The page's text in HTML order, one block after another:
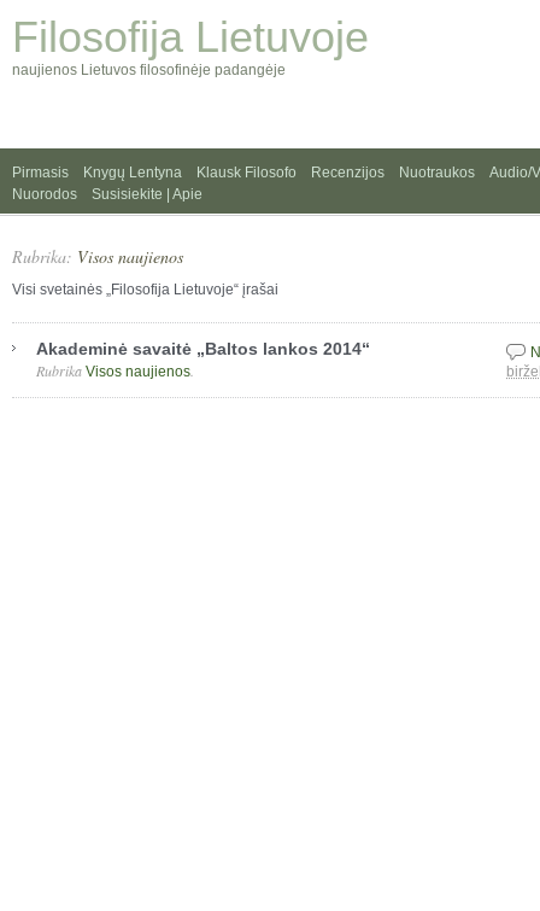
Filosofija Lietuvoje
naujienos Lietuvos filosofinėje padangėje
Pirmasis Knygų Lentyna Klausk Filosofo Recenzijos Nuotraukos
Audio/
Nuorodos
Susisiekite | Apie
Rubrika: Visos naujienos
Visi svetainės „Filosofija Lietuvoje“ įrašai
Akademinė savaitė „Baltos lankos 2014“
Rubrika Visos naujienos